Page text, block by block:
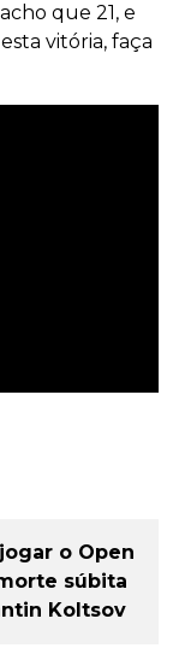
que 21, e
vitória, faça
o Open
súbita
Koltsov